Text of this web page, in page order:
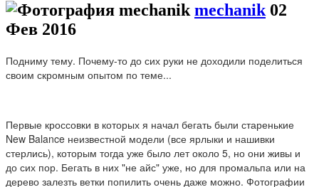
mechanik 02
Фев 2016
Подниму тему. Почему-то до сих руки не доходили поделиться
своим скромным опытом по теме...
Первые кроссовки в которых я начал бегать были старенькие
New Balance неизвестной модели (все ярлыки и нашивки
стерлись), которым тогда уже было лет около 5, но они живы и
до сих пор. Бегать в них "не айс" уже, но для промальпа или на
дерево залезть ветки попилить очень даже можно. Фотографии